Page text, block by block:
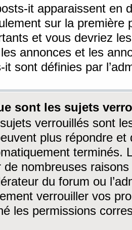
it apparaissent en
sur la première
et vous devriez
annonces et les
it sont définies par
sont les sujets
verrouillés sont
plus répondre
terminés.
de nombreuses
du forum ou
verrouiller vos
les permissions